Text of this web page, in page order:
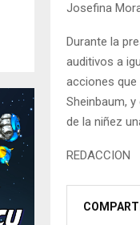
Josefina
Durante la
auditivos a
acciones que
Sheinbaum,
de la niñez
REDACCION